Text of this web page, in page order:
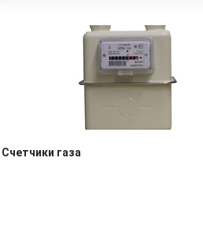
Счетчики газа